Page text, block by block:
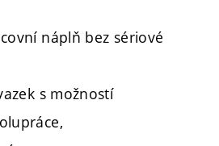
náplň bez sériové
s možností